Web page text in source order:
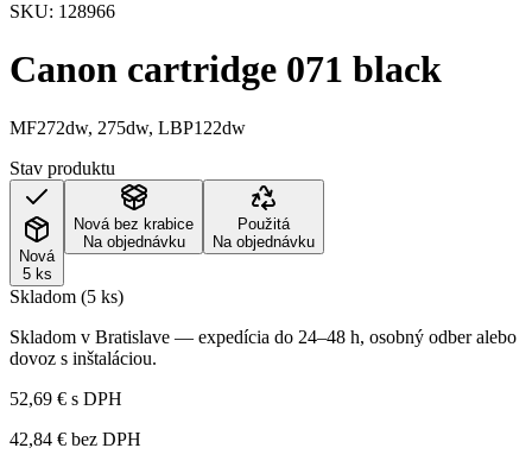
SKU: 128966
Canon cartridge 071 black
MF272dw, 275dw, LBP122dw
Stav produktu
Nová
5 ks
Nová bez krabice
Na objednávku
Použitá
Na objednávku
Skladom (5 ks)
Skladom v Bratislave — expedícia do 24–48 h, osobný odber alebo
dovoz s inštaláciou.
52,69 € s DPH
42,84 € bez DPH